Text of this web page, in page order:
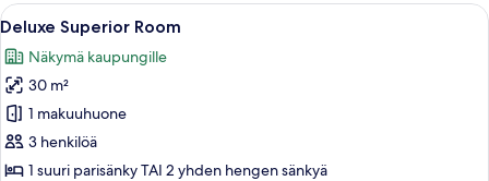
Avaa
kaikki
huonetyypin
Deluxe
Superior
Room
kuvat
Hotellihuone, jossa on suuri sänky,
6
Deluxe Superior Room
Näkymä kaupungille
30 m²
1 makuuhuone
3 henkilöä
1 suuri parisänky TAI 2 yhden hengen sänkyä